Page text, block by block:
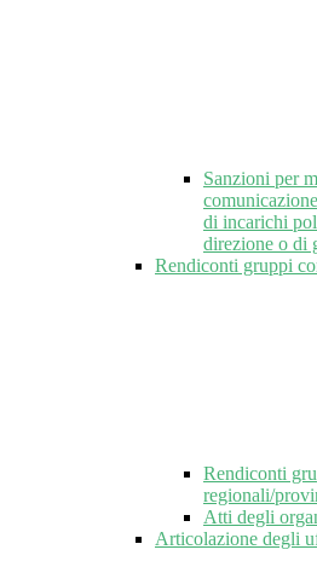
Sanzioni per
di incarichi
direzione o di
Rendiconti gruppi
Rendiconti
regionali/
Atti degli
Articolazione degli